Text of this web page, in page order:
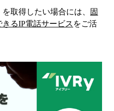
を取得したい場合には、
固
きるIP電話サービス をご活